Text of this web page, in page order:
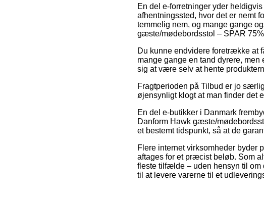
En del e-forretninger yder
afhentningssted, hvor det er nemt
temmelig nem, og mange gange
gæste/mødebordsstol – SPAR
Du kunne endvidere foretrække at
mange gange en tand dyrere,
sig at være selv at hente
Fragtperioden på Tilbud er jo
øjensynligt klogt at man finder det
En del e-butikker i Danmark
Danform Hawk gæste/
et bestemt tidspunkt, så at de
Flere internet virksomheder byder
aftages for et præcist beløb. Som
fleste tilfælde – uden hensyn til
til at levere varerne til et